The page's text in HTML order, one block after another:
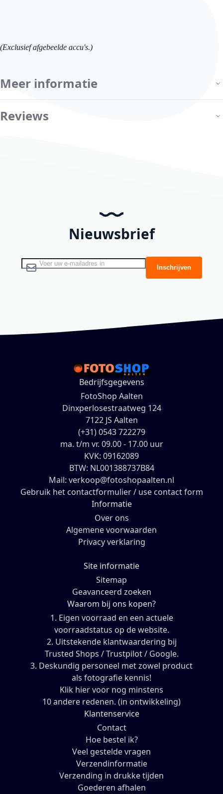
(Exclusief afgebeelde accu's.)
Meer informatie
Reviews
Nieuwsbrief
Abonneer u op onze nieuwsbrief Inschrijven
Bedrijfsgegevens
FotoShop Aalten
Dinxperlosestraatweg 124
7122 JS Aalten
(+31) 0543 722279
ma. t/m vr. 09.00 - 17.00 uur
KVK: 09162089
BTW: NL001388737B84
Mail: verkoop@fotoshopaalten.nl
Gebruik het contactformulier / use contact form
Informatie
Over ons
Algemene voorwaarden
Privacy verklaring
Site informatie
Sitemap
Geavanceerd zoeken
Waarom bij ons kopen?
1. Eigen voorraad en een actuele
voorraadstatus op de website.
2. Uitstekende klantwaardering bij
Trusted Shops / Trustpilot / Google.
3. Deskundig personeel met zowel product
als fotografie kennis!
Klik hier voor nog minstens
10 andere redenen. (in ontwikkeling)
Klantenservice
Contact
Hoe bestel ik?
Veel gestelde vragen
Verzendinformatie
Verzending in drukke tijden
Goederen afhalen